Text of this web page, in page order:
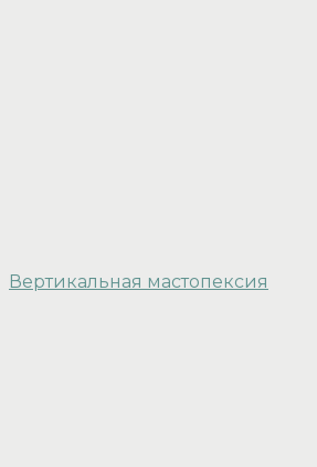
Вертикальная мастопексия